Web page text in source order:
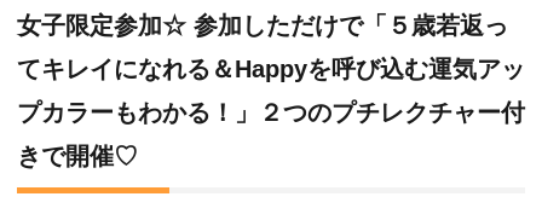
女子限定参加☆ 参加しただけで「５歳若返っ
てキレイになれる＆Happyを呼び込む運気アッ
プカラーもわかる！」２つのプチレクチャー付
きで開催♡